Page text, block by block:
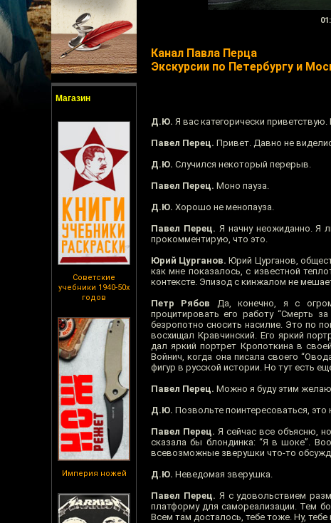
Магазин
Советские
учебники 1940-50х
годов
Империя ножей
Канал Павла Перца
Экскурсии по Петербургу и
Д.Ю. Я вас категорически
Павел Перец. Привет. Давно не
Д.Ю. Случился некоторый перерыв.
Павел Перец. Моно пауза.
Д.Ю. Хорошо не менопауза.
Павел Перец. Я начну неожиданно. Я
прокомментирую, что это.
Юрий Цурганов. Юрий Цурганов,
как мне показалось, с известной
контексте. Эпизод с кинжалом не
Петр Рябов Да, конечно, я с
процитировать его работу “Смерть
безропотно сносить насилие. Это по
восхищал Кравчинский. Его яркий
дал яркий портрет Кропоткина в
Войнич, когда она писала своего
фигур в русской истории. Но тут есть
Павел Перец. Можно я буду этим
Д.Ю. Позвольте поинтересоваться, это
Павел Перец. Я сейчас все объясню,
сказала бы блондинка: “Я в шоке”.
всевозможные зверушки что-то
Д.Ю. Неведомая зверушка.
Павел Перец. Я с удовольствием
платформу для самореализации. Тем
Всем там досталось, тебе тоже. Ну,